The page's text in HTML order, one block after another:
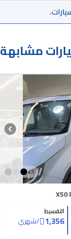
مشابهة
3
+
التقسيط
1,356
/شهري